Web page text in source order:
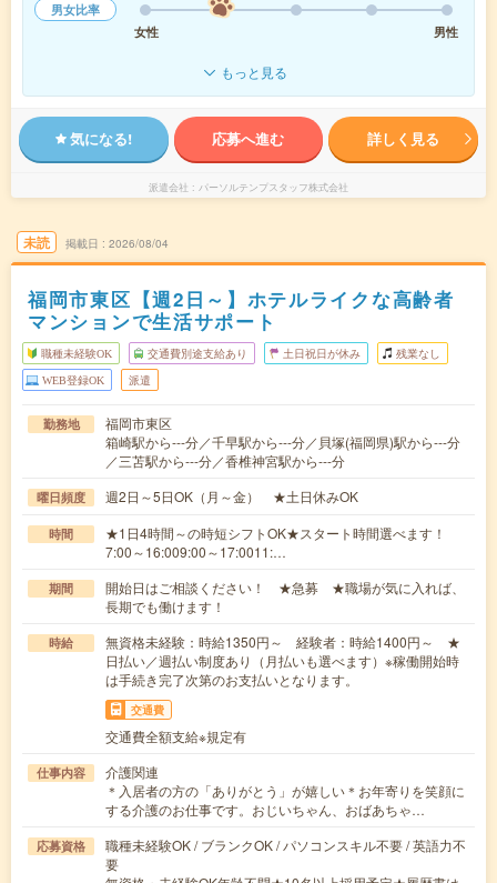
男女比率
女性
男性
もっと見る
気になる! 応募へ進む 詳しく見る
派遣会社 パーソルテンプスタッフ株式会社
未読 掲載日 2026/08/04
福岡市東区【週2日～】ホテルライクな高齢者
マンションで生活サポート
職種未経験OK 交通費別途支給あり 土日祝日が休み 残業なし
WEB登録OK 派遣
勤務地
福岡市東区
箱崎駅から---分／千早駅から---分／貝塚(福岡県)駅から---分
／三苫駅から---分／香椎神宮駅から---分
曜日頻度 週2日～5日OK（月～金） ★土日休みOK
時間
★1日4時間～の時短シフトOK★スタート時間選べます！
7:00～16:009:00～17:0011:…
期間
開始日はご相談ください！ ★急募 ★職場が気に入れば、
長期でも働けます！
時給
無資格未経験：時給1350円～ 経験者：時給1400円～ ★
日払い／週払い制度あり（月払いも選べます）※稼働開始時
は手続き完了次第のお支払いとなります。
交通費
交通費全額支給※規定有
仕事内容
介護関連
＊入居者の方の「ありがとう」が嬉しい＊お年寄りを笑顔に
する介護のお仕事です。おじいちゃん、おばあちゃ…
応募資格
職種未経験OK / ブランクOK / パソコンスキル不要 / 英語力不
要